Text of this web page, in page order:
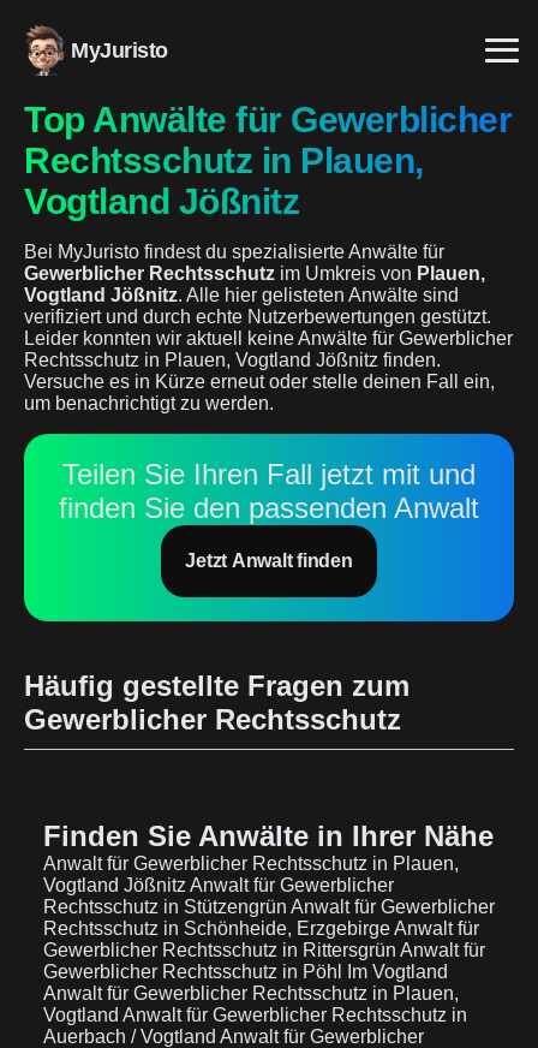
MyJuristo
Top Anwälte für Gewerblicher
Rechtsschutz in Plauen,
Vogtland Jößnitz
Bei MyJuristo findest du spezialisierte Anwälte für
Gewerblicher Rechtsschutz im Umkreis von Plauen,
Vogtland Jößnitz. Alle hier gelisteten Anwälte sind
verifiziert und durch echte Nutzerbewertungen gestützt.
Leider konnten wir aktuell keine Anwälte für Gewerblicher
Rechtsschutz in Plauen, Vogtland Jößnitz finden.
Versuche es in Kürze erneut oder stelle deinen Fall ein,
um benachrichtigt zu werden.
Teilen Sie Ihren Fall jetzt mit und
finden Sie den passenden Anwalt
Jetzt Anwalt finden
Häufig gestellte Fragen zum
Gewerblicher Rechtsschutz
Finden Sie Anwälte in Ihrer Nähe
Anwalt für Gewerblicher Rechtsschutz in Plauen,
Vogtland Jößnitz Anwalt für Gewerblicher
Rechtsschutz in Stützengrün Anwalt für Gewerblicher
Rechtsschutz in Schönheide, ErzgebirgeAnwalt für
Gewerblicher Rechtsschutz in Rittersgrün Anwalt für
Gewerblicher Rechtsschutz in Pöhl Im Vogtland
Anwalt für Gewerblicher Rechtsschutz in Plauen,
Vogtland Anwalt für Gewerblicher Rechtsschutz in
Auerbach / Vogtland Anwalt für Gewerblicher